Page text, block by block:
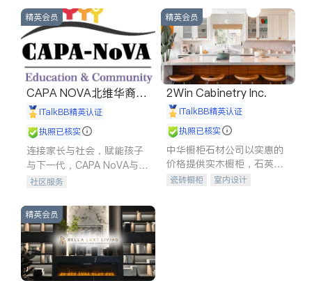
建筑合同、刑事案件全包办
信托/遗嘱
商业
索赔
律师-其它 保释
精英会员
CAPA NOVA北维华裔家
长会iTalkBB精英认证
执照已核实
连接家长与社会，赋能孩子
与下一代，CAPA NoVA与您
携手建设包容、公平、充满
社区服务
精英会员
2Win Cabinetry Inc.
iTalkBB精英认证
执照已核实
中华橱柜石材公司以实惠的
价格提供实木橱柜，石英石
台面，多种优质不锈钢水
瓷砖橱柜
室内设计
精英会员